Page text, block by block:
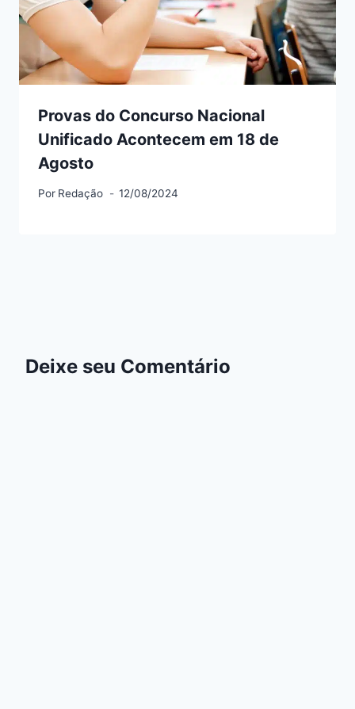
Provas do Concurso Nacional
Unificado Acontecem em 18 de
Agosto
Por Redação 12/08/2024
Deixe seu Comentário